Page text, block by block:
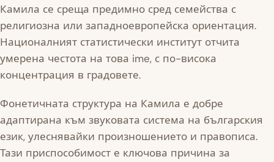
Камила се среща предимно сред семейства с
религиозна или западноевропейска ориентация.
Националният статистически институт отчита
умерена честота на това ime, с по-висока
концентрация в градовете.
Фонетичната структура на Камила е добре
адаптирана към звуковата система на българския
език, улеснявайки произношението и правописа.
Тази приспособимост е ключова причина за